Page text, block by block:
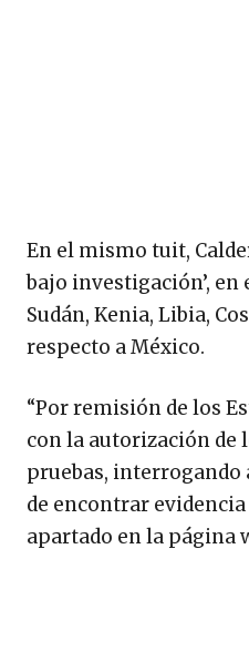
En el mismo tuit,
bajo investigación’, en
Sudán, Kenia, Libia,
respecto a México.
“Por remisión de los
con la autorización de
pruebas, interrogando
de encontrar
apartado en la página